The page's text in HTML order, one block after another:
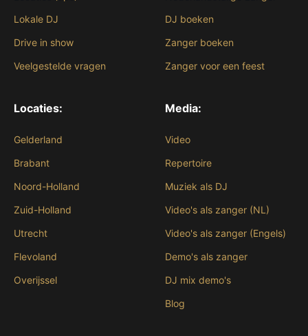
Lokale DJ
Drive in show
Veelgestelde vragen
DJ boeken
Zanger boeken
Zanger voor een feest
Locaties:
Gelderland
Brabant
Noord-Holland
Zuid-Holland
Utrecht
Flevoland
Overijssel
Media:
Video
Repertoire
Muziek als DJ
Video's als zanger (NL)
Video's als zanger (Engels)
Demo's als zanger
DJ mix demo's
Blog